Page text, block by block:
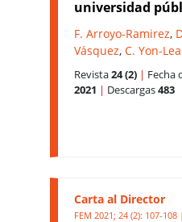
universidad
F. Arroyo-Ramirez,
Vásquez, C. Yon-
Revista24 (2) | Fecha
2021 | Descargas483
Carta al Director
FEM 2021; 24 (2): 107-108